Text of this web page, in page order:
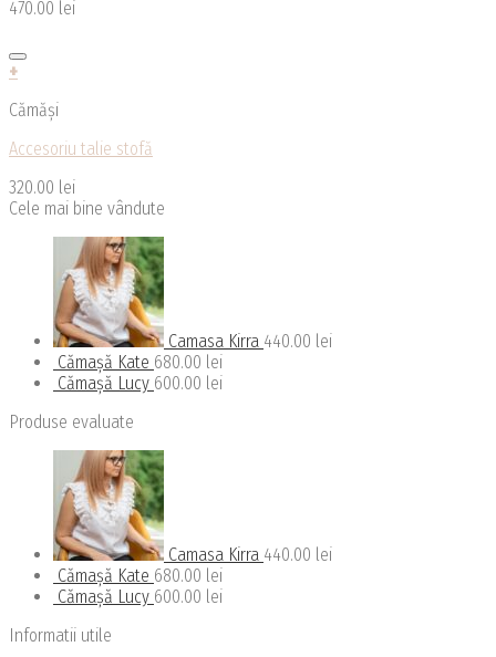
variații.
pot
fi
alese
în
pagina
produsului.
470.00 lei
+
produs
mai
variații.
Opțiunile
produsului.
Cămăși
Accesoriu talie stofă
320.00 lei
Cele mai bine vândute
Camasa Kirra 440.00 lei
Cămașă Kate 680.00 lei
Cămașă Lucy 600.00 lei
Produse evaluate
Camasa Kirra 440.00 lei
Cămașă Kate 680.00 lei
Cămașă Lucy 600.00 lei
Informatii utile